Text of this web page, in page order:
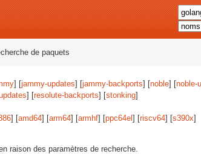
de paquets
] [jammy-updates] [jammy-backports] [noble] [noble-
] [resolute-backports] [stonking]
] [amd64] [arm64] [armhf] [ppc64el ] [riscv64] [s390x]
raison des paramètres de recherche.